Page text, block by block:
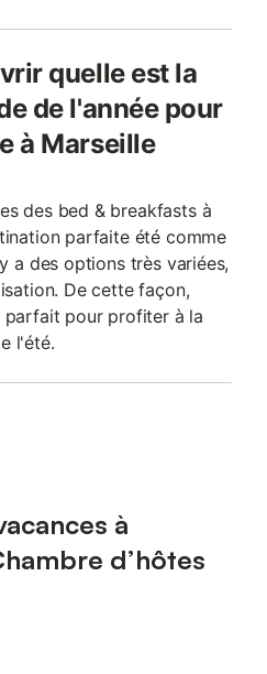
quelle est la
de l'année pour
à Marseille
des bed & breakfasts à
parfaite été comme
a des options très variées,
De cette façon,
parfait pour profiter à la
l'été.
à
d’hôtes